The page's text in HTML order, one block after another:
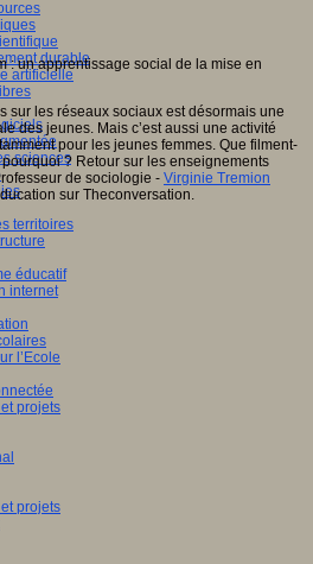
durable
artificielle
sciences
territoires
éducatif
internet
l’Ecole
projets
projets
sur les réseaux sociaux est désormais une
des jeunes. Mais c’est aussi une activité
pour les jeunes femmes. Que filment-
? Retour sur les enseignements
de sociologie - Virginie Tremion
sur Theconversation.